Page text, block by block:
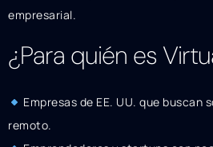
empresarial.
¿Para quién es
Empresas de EE. UU. que
remoto.